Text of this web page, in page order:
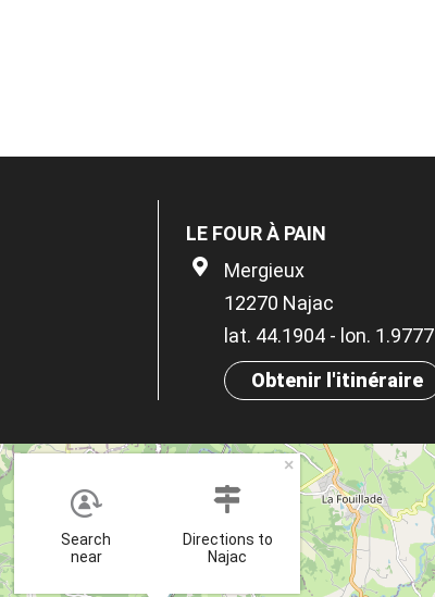
LE FOUR À PAIN
Mergieux
12270 Najac
lat. 44.1904 - lon. 1.9777
Obtenir l'itinéraire
Search
near
Directions to
Najac
×